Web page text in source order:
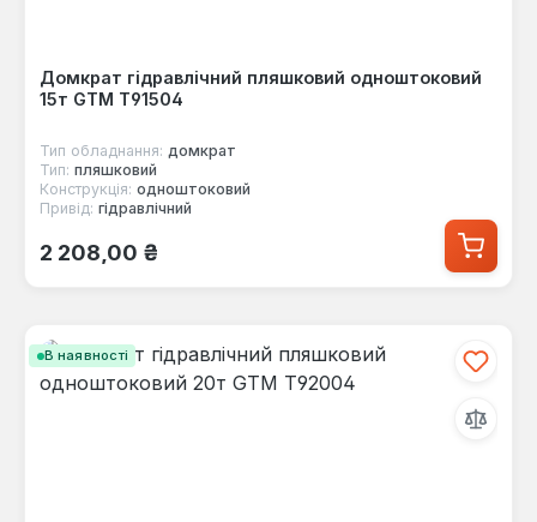
Домкрат гідравлічний пляшковий одноштоковий
15т GTM Т91504
Тип обладнання: домкрат
Тип: пляшковий
Конструкція: одноштоковий
Привід: гідравлічний
Звичайна ціна:
2 208,00 ₴
В наявності